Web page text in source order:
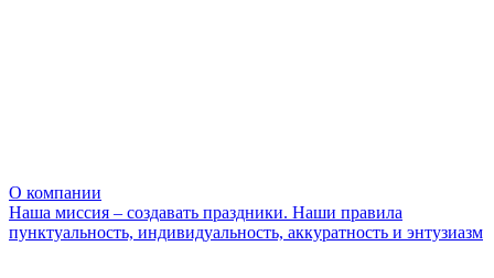
О компании
Наша миссия – создавать праздники. Наши правила
пунктуальность, индивидуальность, аккуратность и энтузиазм